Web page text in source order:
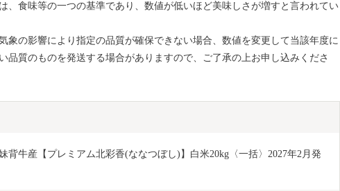
、食味等の一つの基準であり、数値が低いほど美味しさが増すと言われてい
象の影響により指定の品質が確保できない場合、数値を変更して当該年度に
品質のものを発送する場合がありますので、ご了承の上お申し込みくださ
背牛産【プレミアム北彩香(ななつぼし)】白米20kg〈一括〉2027年2月発